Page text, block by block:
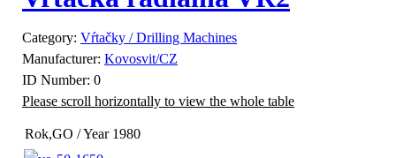
Category: Vŕtačky / Drilling Machines
Manufacturer: Kovosvit/CZ
ID Number: 0
Rok,GO / Year 1980